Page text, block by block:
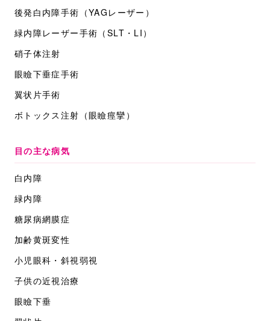
後発白内障手術 （YAGレーザー）
緑内障レーザー手術 （SLT・LI）
硝子体注射
眼瞼下垂症手術
翼状片手術
ボトックス注射 （眼瞼痙攣）
目の主な病気
白内障
緑内障
糖尿病網膜症
加齢黄斑変性
小児眼科・斜視弱視
子供の近視治療
眼瞼下垂